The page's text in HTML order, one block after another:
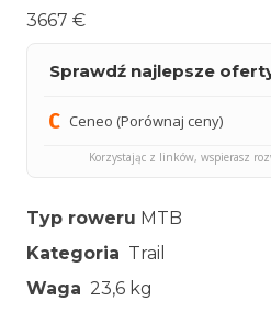
3667 €
Sprawdź najlepsze
Ceneo (Porównaj ceny)
Korzystając z linków, wspierasz
Typ roweru MTB
Kategoria Trail
Waga 23,6 kg